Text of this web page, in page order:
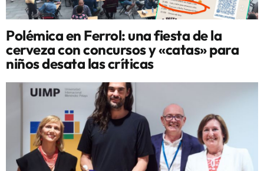
Polémica en Ferrol: una fiesta de la
cerveza con concursos y «catas» para
niños desata las críticas